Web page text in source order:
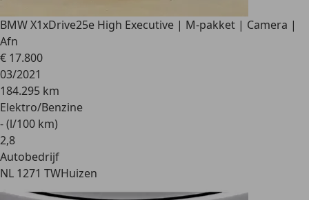
BMW X1xDrive25e High Executive | M-pakket | Camera |
Afn
€ 17.800
03/2021
184.295 km
Elektro/Benzine
- (l/100 km)
2,8
Autobedrijf
NL 1271 TWHuizen